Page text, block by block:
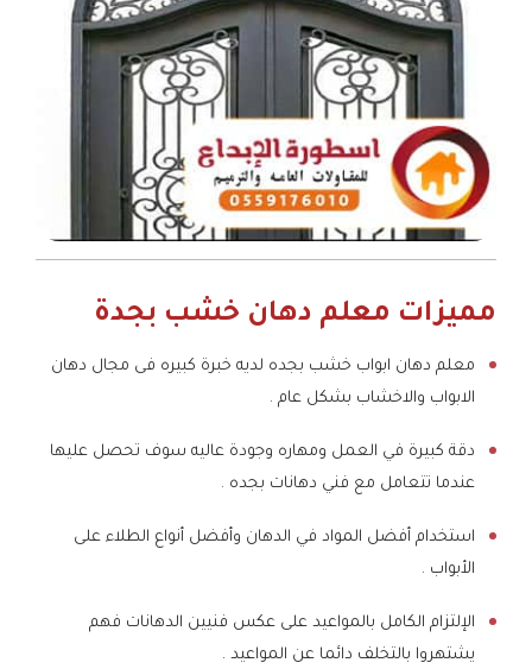
مميزات معلم دهان خشب بجدة
معلم دهان ابواب خشب بجده لديه خبرة كبيره فى مجال دهان
الابواب والاخشاب بشكل عام .
دقة كبيرة في العمل ومهاره وجودة عاليه سوف تحصل عليها
عندما تتعامل مع فني دهانات بجده .
استخدام أفضل المواد في الدهان وأفضل أنواع الطلاء على
الأبواب .
الإلتزام الكامل بالمواعيد على عكس فنيين الدهانات فهم
يشتهروا بالتخلف دائما عن المواعيد .